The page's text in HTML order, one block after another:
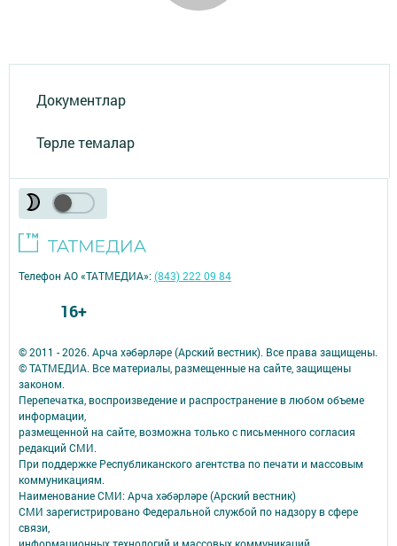
Документлар
Төрле темалар
© 2011 - 2026. Арча хәбәрләре (Арский вестник). Все права защищены.
© ТАТМЕДИА. Все материалы, размещенные на сайте, защищены
законом.
Перепечатка, воспроизведение и распространение в любом объеме
информации,
размещенной на сайте, возможна только с письменного согласия
редакций СМИ.
При поддержке Республиканского агентства по печати и массовым
коммуникациям.
Наименование СМИ: Арча хәбәрләре (Арский вестник)
СМИ зарегистрировано Федеральной службой по надзору в сфере
связи,
Телефон АО «ТАТМЕДИА»:(843) 222 09 84
16+